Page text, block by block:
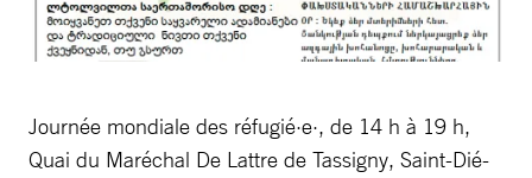
Journée mondiale des réfugié·e·, de 14 h à 19 h,
Quai du Maréchal De Lattre de Tassigny, Saint-Dié-